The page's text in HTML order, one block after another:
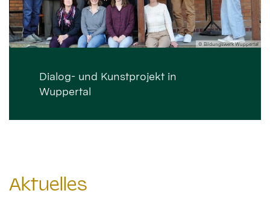
© Bildungswerk Wuppertal
Dialog- und Kunstprojekt in
Wuppertal
Aktuelles